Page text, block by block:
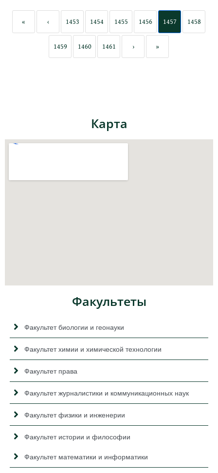
« ‹ 1453 1454 1455 1456 1457 1458
1459 1460 1461 › »
Карта
Факультеты
Факультет биологии и геонауки
Факультет химии и химической технологии
Факультет права
Факультет журналистики и коммуникационных наук
Факультет физики и инженерии
Факультет истории и философии
Факультет математики и информатики